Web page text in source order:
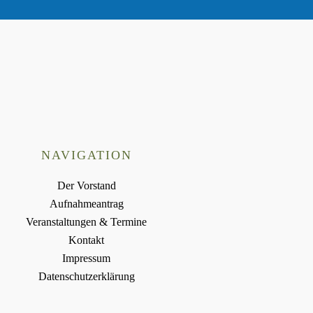
NAVIGATION
Der Vorstand
Aufnahmeantrag
Veranstaltungen & Termine
Kontakt
Impressum
Datenschutzerklärung